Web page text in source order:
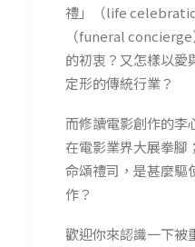
禮」（life
（funeral
的初衷？又怎樣以愛
定形的傳統行業？
而修讀電影創作的李
在電影業界大展拳腳
命頌禮司，是甚麼驅
作？
歡迎你來認識一下被